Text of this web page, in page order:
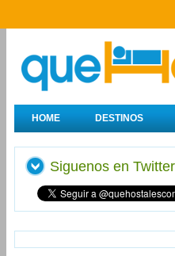
HOME DESTINOS
Siguenos en Twitter